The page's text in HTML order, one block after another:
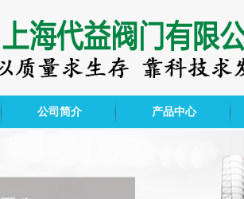
公司简介 产品中心